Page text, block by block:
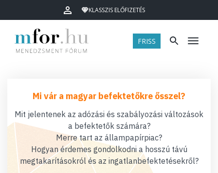
KLASSZIS ELŐFIZETÉS
FRISS Menü
Mi vár a magyar befektetőkre ősszel?
Mit jelentenek az adózási és szabályozási változások
a befektetők számára?
Merre tart az állampapírpiac?
Hogyan érdemes gondolkodni a hosszú távú
megtakarításokról és az ingatlanbefektetésekről?